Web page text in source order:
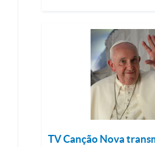
TV Canção Nova